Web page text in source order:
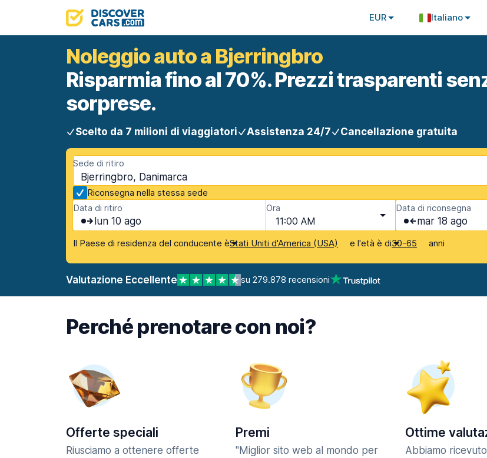
EUR Italiano
Noleggio auto a Bjerringbro
Risparmia fino al 70%. Prezzi trasparenti
sorprese.
Scelto da 7 milioni di viaggiatori Assistenza 24/7 Cancellazione gratuita
Sede di ritiro
Bjerringbro, Danimarca
Riconsegna nella stessa sede
Data di ritiro
lun 10 ago
Ora
11:00 AM
Data di riconsegna
mar 18 ago
Il Paese di residenza del conducente èStati Uniti d'America (USA) e l'età è di30-65 anni
Valutazione Eccellente su 279.878 recensioni
Perché prenotare con noi?
Offerte speciali
Riusciamo a ottenere offerte
Premi
"Miglior sito web al mondo per
Ottime
Abbiamo